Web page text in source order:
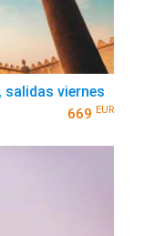
salidas viernes
669 EUR